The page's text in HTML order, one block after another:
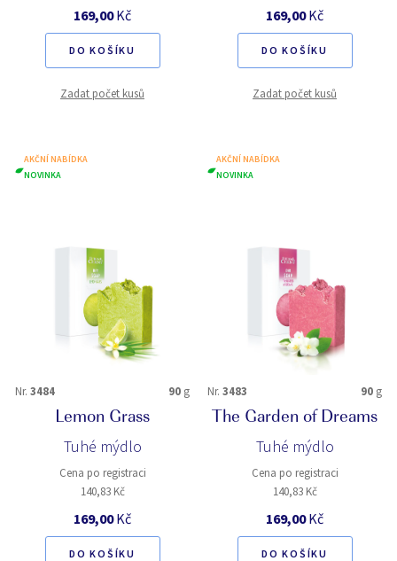
169,00Kč
DO KOŠÍKU
Zadat počet kusů
169,00Kč
DO KOŠÍKU
Zadat počet kusů
AKČNÍ NABÍDKA
NOVINKA
Nr. 3484 90 g
Lemon Grass
Tuhé mýdlo
Cena po registraci
140,83 Kč
169,00Kč
DO KOŠÍKU
AKČNÍ NABÍDKA
NOVINKA
Nr. 3483 90 g
The Garden of Dreams
Tuhé mýdlo
Cena po registraci
140,83 Kč
169,00Kč
DO KOŠÍKU